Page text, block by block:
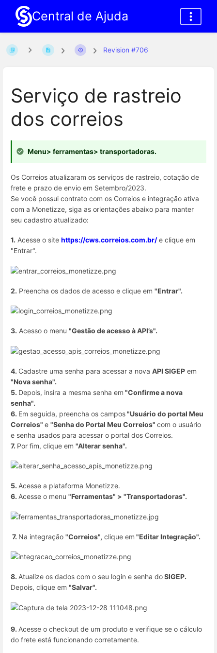
Central de Ajuda
Revision #706
Serviço de rastreio
dos correios
Menu> ferramentas> transportadoras.
Os Correios atualizaram os serviços de rastreio, cotação de
frete e prazo de envio em Setembro/2023.
Se você possui contrato com os Correios e integração ativa
com a Monetizze, siga as orientações abaixo para manter
seu cadastro atualizado:
1. Acesse o site https://cws.correios.com.br/e clique em
"Entrar".
2. Preencha os dados de acesso e clique em "Entrar".
3. Acesso o menu "Gestão de acesso à API’s".
4. Cadastre uma senha para acessar a nova API SIGEP em
"Nova senha".
5. Depois, insira a mesma senha em "Confirme a nova
senha".
6. Em seguida, preencha os campos"Usuário do portal Meu
Correios" e "Senha do Portal Meu Correios" com o usuário
e senha usados para acessar o portal dos Correios.
7. Por fim, clique em "Alterar senha".
5. Acesse a plataforma Monetizze.
6. Acesse o menu "Ferramentas" > "Transportadoras".
7. Na integração "Correios", clique em "Editar Integração".
8. Atualize os dados com o seu login e senha doSIGEP.
Depois, clique em "Salvar".
9. Acesse o checkout de um produto e verifique se o cálculo
do frete está funcionando corretamente.